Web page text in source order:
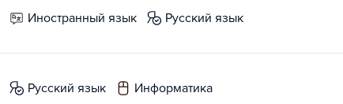
иностранный язык русский язык
русский язык информатика